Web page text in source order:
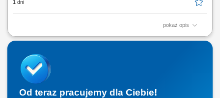
1 dni
pokaż opis
Zakres obowiązków: Budowanie i rozwijanie relacji z klientami; Analiza
Prowadzenie spotkań online i stacjonarnych; Rozwijanie własnego
portfela klientów; Aktywne pozyskiwanie nowych kontaktów
biznesowych; Realizacja...
Od teraz pracujemy dla Ciebie!